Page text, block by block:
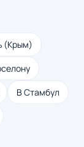
(Крым)
В Стамбул